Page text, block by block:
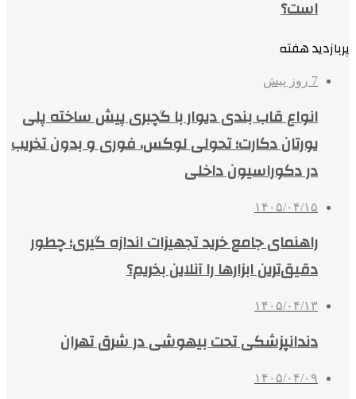
است؟
پربازدید هفته
7 روز پیش
انواع قاب بندی دیوار با گچبری پیش ساخته پلی
یورتان دکارت؛ تحولی لوکس، فوری و بدون تخریب
در دکوراسیون داخلی
۱۴۰۵/۰۴/۱۵
راهنمای جامع خرید تجهیزات اندازه گیری؛ چطور
دقیق‌ترین ابزارها را آنلاین بخریم؟
۱۴۰۵/۰۴/۱۳
دندانپزشکی تحت بیهوشی در شرق تهران
۱۴۰۵/۰۴/۰۹